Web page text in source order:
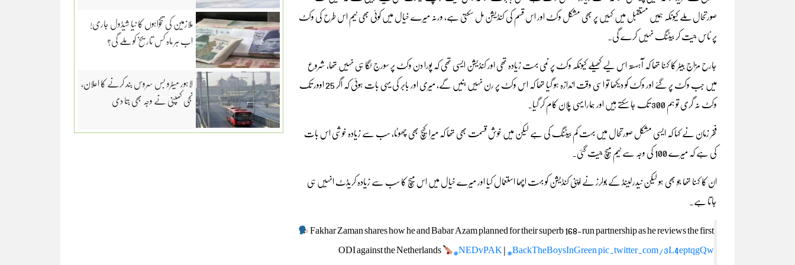
صورتحال ملے کیونکہ ہمیں مستقبل میں کہیں پر بھی مشکل وکٹ اور اس قسم کی کنڈیشن مل سکتی ہے، ورنہ میرے خیال میں کوئی بھی ٹیم اس طرح کی وکٹ
پر ٹاس جیت کر بیٹنگ نہیں کرے گی۔
جارح مزاج بیٹر کا کہنا تھا کہ آہستہ اس لیے کھیلے کیونکہ وکٹ پر نمی بہت زیادہ تھی اور کنڈیشن ایسی تھی کہ پورا دن وکٹ پر سورج لگا ہی نہیں تھا، شروع
میں جب وکٹ پر گئے اور وکٹ کو دیکھا تو اسی وقت اندازہ ہو گیا تھا کہ اس وکٹ پر رن نہیں بنیں گے، میری اور بابر کی یہی بات ہوئی کہ اگر 25 اوور تک
وکٹ نہ گری تو ہم 300 تک جا سکتے ہیں اور ہمارا یہی پلان کام کر گیا۔
فخر زمان نے کہا کہ ایسی مشکل صورتحال میں بہت کم بیٹنگ کی ہے لیکن میں خوش قسمت بھی تھا کہ میرا کیچ بھی چھوٹا، سب سے زیادہ خوشی اس بات
کی ہے کہ میرے 100 کی وجہ سے ٹیم میچ جیت گئی۔
ان کا کہنا تھا جو بھی ہو لیکن نیدرلینڈ کے بولرز نے اپنی کنڈیشن کو بہت اچھا استعمال کیا اور میرے خیال میں اس میچ کا سب سے زیادہ کریڈٹ انہیں ہی
جاتا ہے۔
Fakhar Zaman shares how he and Babar Azam planned for their superb 168-run partnership as he reviews the first
ODI against the Netherlands #NEDvPAK|#BackTheBoysInGreenpic.twitter.com/3L4eptqgQw
ملازمین کی تنخواہوں کا نیا شیڈول جاری!
اب ہر ماہ کس تاریخ کو ملے گی؟
لاہور میٹرو بس سروس بند کرنے کا اعلان،
نجی کمپنی نے وجہ بھی بتا دی